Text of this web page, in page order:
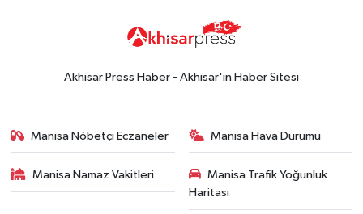
Akhisar Press Haber - Akhisar'ın Haber Sitesi
Manisa Nöbetçi Eczaneler Manisa Hava Durumu
Manisa Namaz Vakitleri
Manisa Trafik Yoğunluk
Haritası